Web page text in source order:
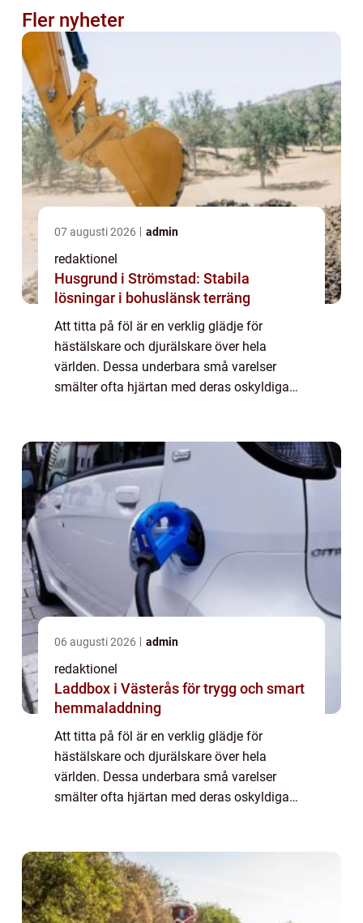
Fler nyheter
07 augusti 2026 admin
redaktionel
Husgrund i Strömstad: Stabila
lösningar i bohuslänsk terräng
Att titta på föl är en verklig glädje för
hästälskare och djurälskare över hela
världen. Dessa underbara små varelser
smälter ofta hjärtan med deras oskyldiga
vär...
06 augusti 2026 admin
redaktionel
Laddbox i Västerås för trygg och smart
hemmaladdning
Att titta på föl är en verklig glädje för
hästälskare och djurälskare över hela
världen. Dessa underbara små varelser
smälter ofta hjärtan med deras oskyldiga
vär...